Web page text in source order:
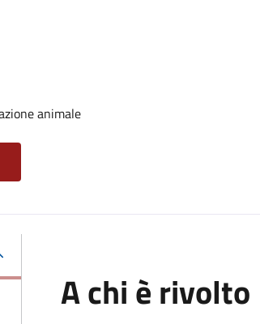
animale
A chi è rivolto